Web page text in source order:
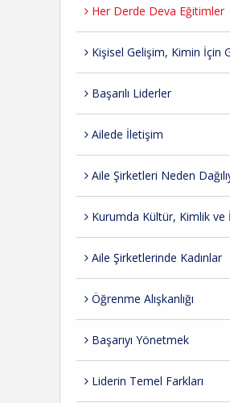
Her Derde Deva Eğitimler
Kişisel Gelişim, Kimin İçin
Başarılı Liderler
Ailede İletişim
Aile Şirketleri Neden
Kurumda Kültür, Kimlik ve
Aile Şirketlerinde Kadınlar
Öğrenme Alışkanlığı
Başarıyı Yönetmek
Liderin Temel Farkları